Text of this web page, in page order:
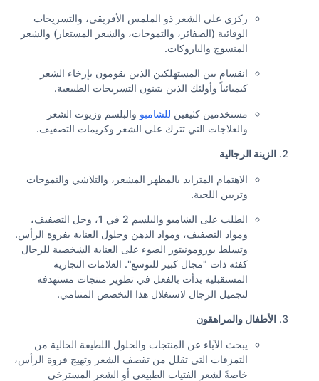
ركزي على الشعر ذو الملمس الأفريقي، والتسريحات
الوقائية (الضفائر، والتموجات، والشعر المستعار) والشعر
المنسوج والباروكات.
انقسام بين المستهلكين الذين يقومون بإرخاء الشعر
كيميائياً وأولئك الذين يتبنون التسريحات الطبيعية.
مستخدمين كثيفين للشامبو والبلسم وزيوت الشعر
والعلاجات التي تترك على الشعر وكريمات التصفيف.
الزينة الرجالية
الاهتمام المتزايد بالمظهر المشعر، والتلاشي والتموجات
وتزيين اللحية.
الطلب على الشامبو والبلسم 2 في 1، وجل التصفيف،
ومواد التصفيف، ومواد الدهن وحلول العناية بفروة الرأس.
وتسلط يورومونيتور الضوء على العناية الشخصية للرجال
كفئة ذات "مجال كبير للتوسع". العلامات التجارية
المستقبلية بدأت بالفعل في تطوير منتجات مستهدفة
لتجميل الرجال لاستغلال هذا التخصص المتنامي.
الأطفال والمراهقون
يبحث الآباء عن المنتجات والحلول اللطيفة الخالية من
التمزقات التي تقلل من تقصف الشعر وتهيج فروة الرأس،
خاصةً لشعر الفتيات الطبيعي أو الشعر المسترخي